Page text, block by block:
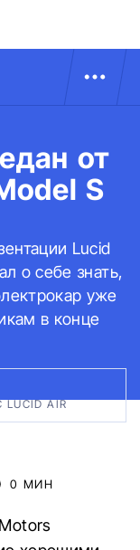
от
S
Lucid
о себе знать,
уже
в конце
AIR
0 МИН